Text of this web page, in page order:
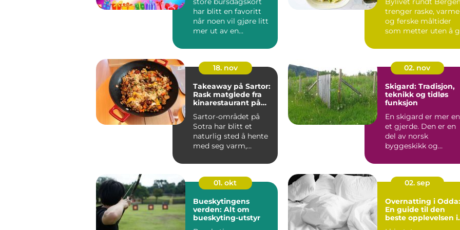
har blitt en favoritt
når noen vil gjøre litt
mer ut av en
sto...
trenger raske, varme
og ferske måltider
som metter uten å
18. nov
Takeaway på Sartor:
Rask matglede fra
kinarestaurant på
Sartor-området på
Sotra har blitt et
naturlig sted å hente
med seg varm,
02. nov
Skigard: Tradisjon,
teknikk og tidløs
funksjon
En skigard er mer
et gjerde. Den er en
del av norsk
byggeskikk og
svar p&a...
01. okt
Bueskytingens
verden: Alt om
bueskyting-utstyr
02. sep
Overnatting i Odda:
En guide til den
beste opplevelsen i